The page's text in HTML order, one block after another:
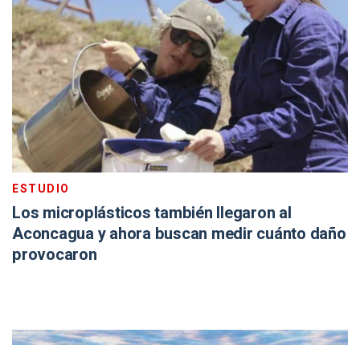
ESTUDIO
Los microplásticos también llegaron al
Aconcagua y ahora buscan medir cuánto daño
provocaron